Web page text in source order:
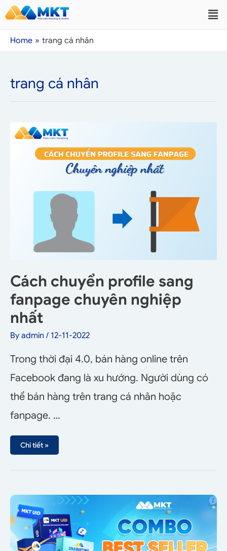
Home trang cá nhân
trang cá nhân
Cách chuyển profile sang
fanpage chuyên nghiệp
nhất
By admin / 12-11-2022
Trong thời đại 4.0, bán hàng online trên
Facebook đang là xu hướng. Người dùng có
thể bán hàng trên trang cá nhân hoặc
fanpage. …
Chi tiết »